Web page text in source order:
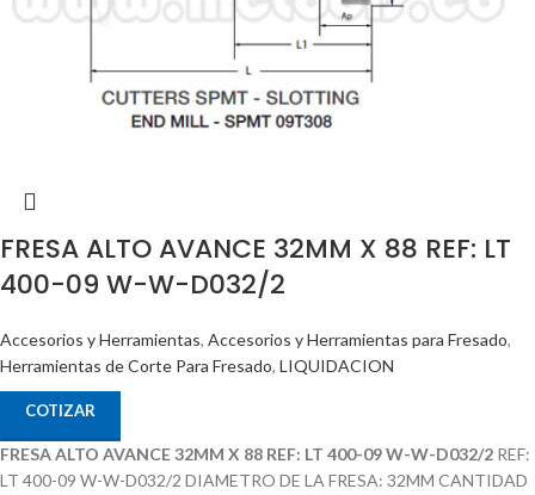
FRESA ALTO AVANCE 32MM X 88 REF: LT
400-09 W-W-D032/2
Accesorios y Herramientas, Accesorios y Herramientas para Fresado,
Herramientas de Corte Para Fresado, LIQUIDACION
COTIZAR
FRESA ALTO AVANCE 32MM X 88 REF: LT 400-09 W-W-D032/2 REF:
LT 400-09 W-W-D032/2 DIAMETRO DE LA FRESA: 32MM CANTIDAD